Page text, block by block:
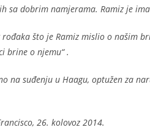
sa dobrim namjerama. Ramiz je
rođaka što je Ramiz mislio o našim
brine o njemu“ .
na suđenju u Haagu, optužen za
26. kolovoz 2014.